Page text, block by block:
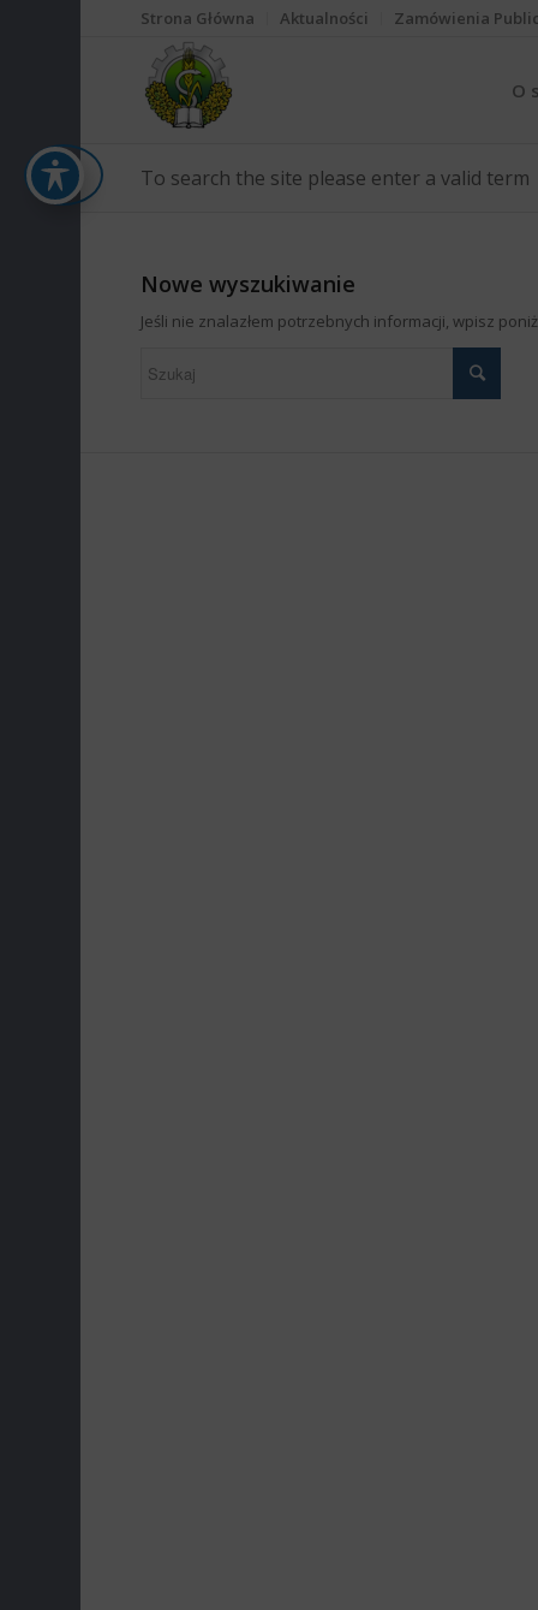
Strona Główna Aktualności Zamówienia
O
To search the site please enter a valid term
Nowe wyszukiwanie
Jeśli nie znalazłem potrzebnych informacji, wpisz